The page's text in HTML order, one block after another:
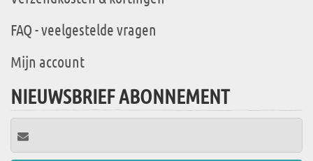
FAQ - veelgestelde vragen
Mijn account
NIEUWSBRIEF ABONNEMENT